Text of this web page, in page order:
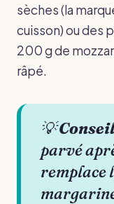
sèches (la
cuisson) ou des
200 g de
râpé.
💡
parvé
remplace